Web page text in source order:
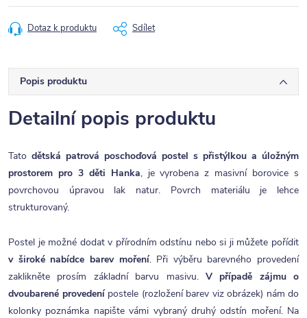
Dotaz k produktu Sdílet
Popis produktu
Detailní popis produktu
Tato dětská patrová poschoďová postel s přistýlkou a úložným
prostorem pro 3 děti Hanka, je vyrobena z masivní borovice s
povrchovou úpravou lak natur. Povrch materiálu je lehce
strukturovaný.
Postel je možné dodat v přírodním odstínu nebo si ji můžete pořídit
v široké nabídce barev moření. Při výběru barevného provedení
zaklikněte prosím základní barvu masivu. V případě zájmu o
dvoubarené provedenípostele (rozložení barev viz obrázek) nám do
kolonky poznámka napište vámi vybraný druhý odstín moření. Na